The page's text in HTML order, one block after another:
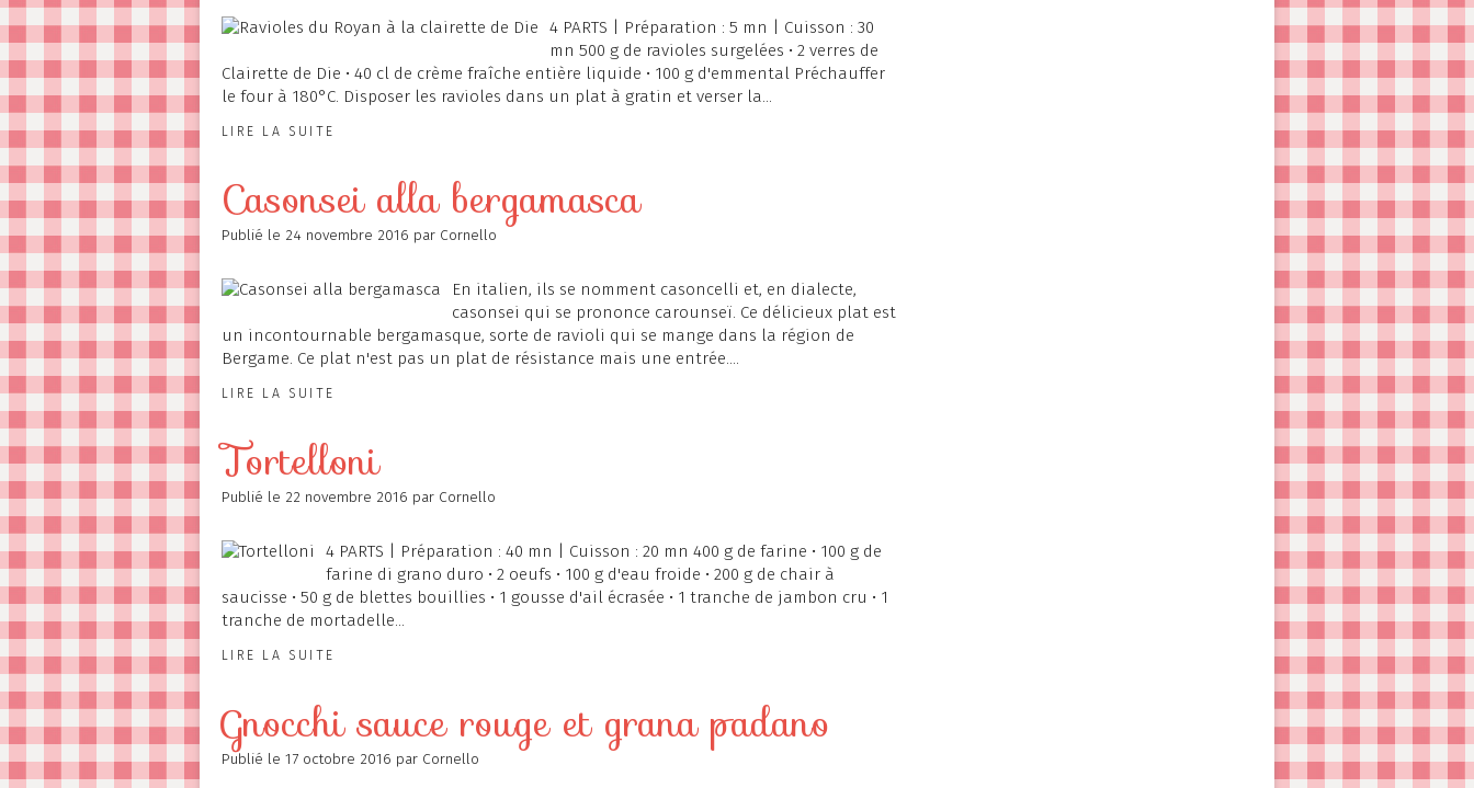
4 PARTS | Préparation : 5 mn | Cuisson : 30
mn 500 g de ravioles surgelées • 2 verres de
Clairette de Die • 40 cl de crème fraîche entière liquide • 100 g d'emmental Préchauffer
le four à 180°C. Disposer les ravioles dans un plat à gratin et verser la...
LIRE LA SUITE
Casonsei alla bergamasca
Publié le 24 novembre 2016 par Cornello
En italien, ils se nomment casoncelli et, en dialecte,
casonsei qui se prononce carounseï. Ce délicieux plat est
un incontournable bergamasque, sorte de ravioli qui se mange dans la région de
Bergame. Ce plat n'est pas un plat de résistance mais une entrée....
LIRE LA SUITE
Tortelloni
Publié le 22 novembre 2016 par Cornello
4 PARTS | Préparation : 40 mn | Cuisson : 20 mn 400 g de farine • 100 g de
farine di grano duro • 2 oeufs • 100 g d'eau froide • 200 g de chair à
saucisse • 50 g de blettes bouillies • 1 gousse d'ail écrasée • 1 tranche de jambon cru • 1
tranche de mortadelle...
LIRE LA SUITE
Gnocchi sauce rouge et grana padano
Publié le 17 octobre 2016 par Cornello